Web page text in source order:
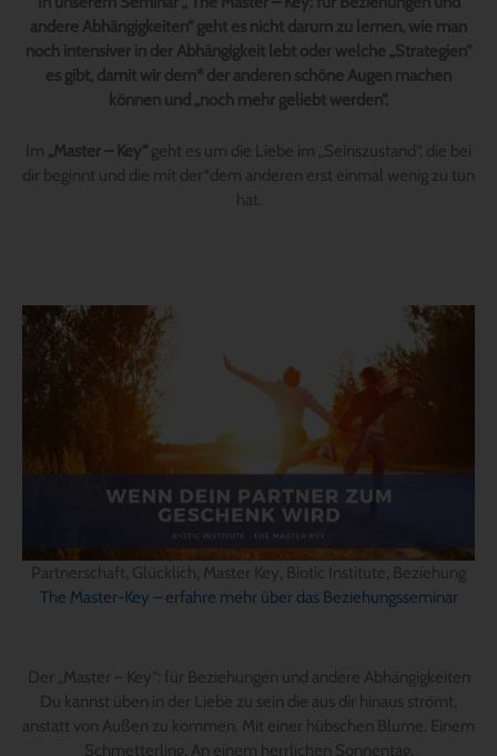
andere Abhängigkeiten“ geht es nicht darum zu lernen, wie man
noch intensiver in der Abhängigkeit lebt oder welche „Strategien“
es gibt, damit wir dem* der anderen schöne Augen machen
können und „noch mehr geliebt werden“.
Im „Master – Key“ geht es um die Liebe im „Seinszustand“, die bei
dir beginnt und die mit der*dem anderen erst einmal wenig zu tun
hat.
Partnerschaft, Glücklich, Master Key, Biotic Institute, Beziehung
The Master-Key – erfahre mehr über das Beziehungsseminar
Der „Master – Key“: für Beziehungen und andere Abhängigkeiten
Du kannst üben in der Liebe zu sein die aus dir hinaus strömt,
anstatt von Außen zu kommen. Mit einer hübschen Blume. Einem
Schmetterling. An einem herrlichen Sonnentag.